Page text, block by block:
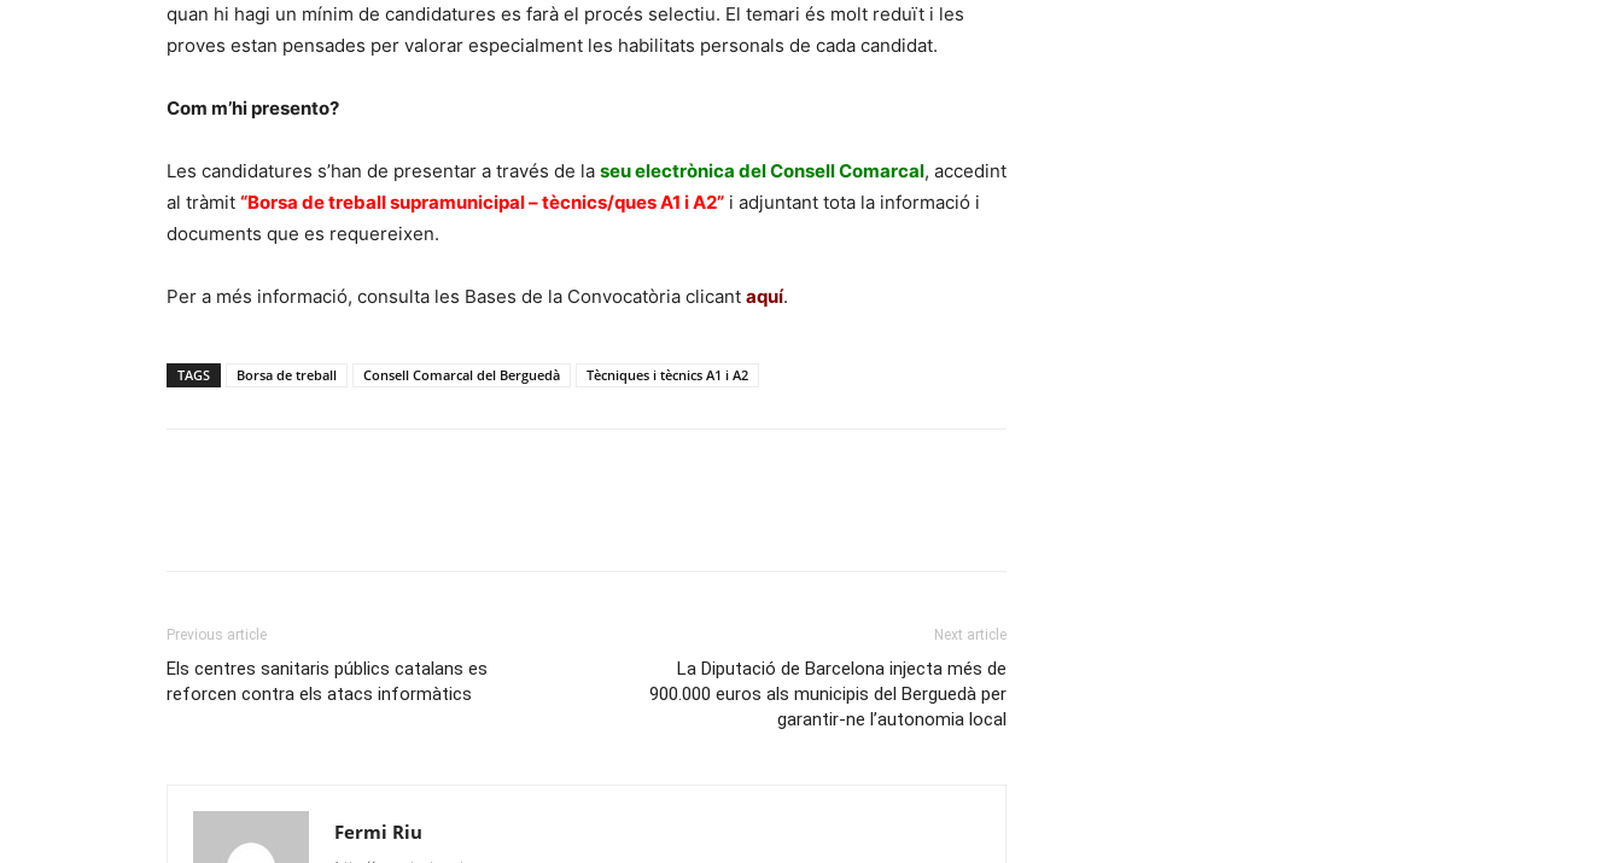
quan hi hagi un mínim de candidatures es farà el procés selectiu. El temari és molt reduït i les
proves estan pensades per valorar especialment les habilitats personals de cada candidat.
Com m’hi presento?
Les candidatures s’han de presentar a través de la seu electrònica del Consell Comarcal, accedint
al tràmit “Borsa de treball supramunicipal – tècnics/ques A1 i A2” i adjuntant tota la informació i
documents que es requereixen.
Per a més informació, consulta les Bases de la Convocatòria clicant aquí.
TAGS Borsa de treball Consell Comarcal del Berguedà Tècniques i tècnics A1 i A2
Previous article
Els centres sanitaris públics catalans es
reforcen contra els atacs informàtics
Next article
La Diputació de Barcelona injecta més de
900.000 euros als municipis del Berguedà per
garantir-ne l’autonomia local
Fermi Riu